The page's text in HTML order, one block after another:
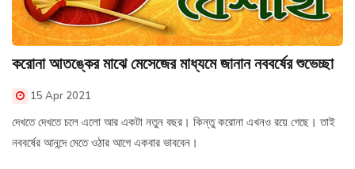
করোনা আতঙ্কের মাঝে মেসেজের মাধ্যমে জানান নববর্ষের শুভেচ্ছা
15 Apr 2021
দেখতে দেখতে চলে এলো আর একটা নতুন বছর। কিন্তু করোনা এখনও রয়ে গেছে। তাই
নববর্ষের আনন্দে মেতে ওঠার আগে একবার ভাববেন।